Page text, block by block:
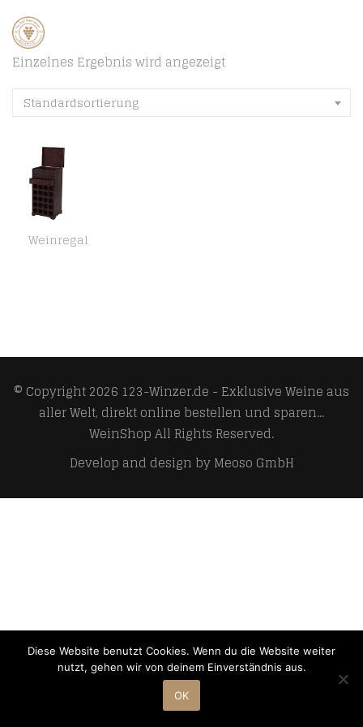
Einzelnes Ergebnis wird angezeigt
Standardsortierung
Weinregal
© Copyright 2026 123-Winzer.de - Exklusive Weine aus
aller Welt, direkt online bestellen und sparen...
WeinShopAll Rights Reserved.
Develop and design byMeoso GmbH
Diese Website benutzt Cookies. Wenn du die Website weiter
nutzt, gehen wir von deinem Einverständnis aus.
OK